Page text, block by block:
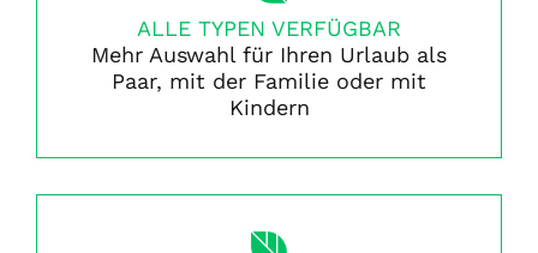
ALLE TYPEN VERFÜGBAR
Mehr Auswahl für Ihren Urlaub als
Paar, mit der Familie oder mit
Kindern